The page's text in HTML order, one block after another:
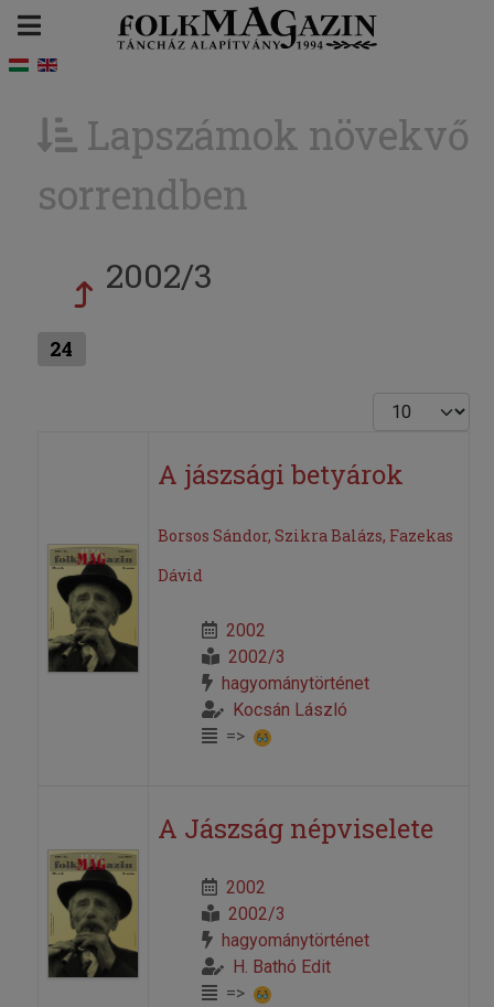
Lapszámok növekvő
sorrendben
2002/3
24
Tételek #
A jászsági betyárok
Borsos Sándor, Szikra Balázs, Fazekas
Dávid
2002
2002/3
hagyománytörténet
Kocsán László
=>
A Jászság népviselete
2002
2002/3
hagyománytörténet
H. Bathó Edit
=>